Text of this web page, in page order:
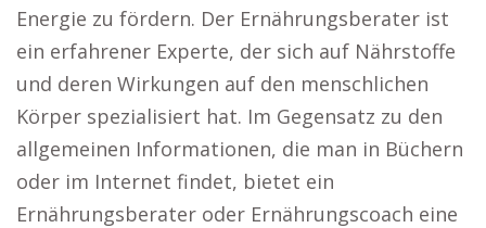
Energie zu fördern. Der Ernährungsberater ist
ein erfahrener Experte, der sich auf Nährstoffe
und deren Wirkungen auf den menschlichen
Körper spezialisiert hat. Im Gegensatz zu den
allgemeinen Informationen, die man in Büchern
oder im Internet findet, bietet ein
Ernährungsberater oder Ernährungscoach eine